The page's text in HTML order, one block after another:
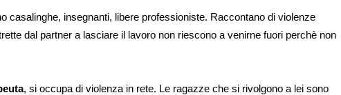
casalinghe, insegnanti, libere professioniste. Raccontano di violenze
dal partner a lasciare il lavoro non riescono a venirne fuori perchè non
, si occupa di violenza in rete. Le ragazze che si rivolgono a lei sono